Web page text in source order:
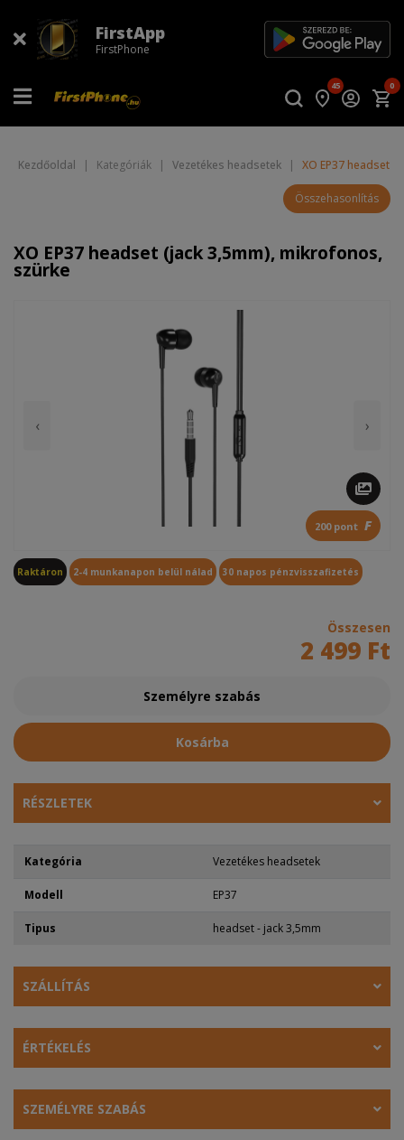
FirstApp
FirstPhone
45 0
Kezdőoldal | Kategóriák | Vezetékes headsetek | XO EP37 headset
Összehasonlítás
XO EP37 headset (jack 3,5mm), mikrofonos,
szürke
‹ ›
200 pont F
Raktáron 2-4 munkanapon belül nálad 30 napos pénzvisszafizetés
Összesen
2 499 Ft
Személyre szabás
Kosárba
RÉSZLETEK
Kategória Vezetékes headsetek
Modell EP37
Tipus headset - jack 3,5mm
SZÁLLÍTÁS
ÉRTÉKELÉS
SZEMÉLYRE SZABÁS